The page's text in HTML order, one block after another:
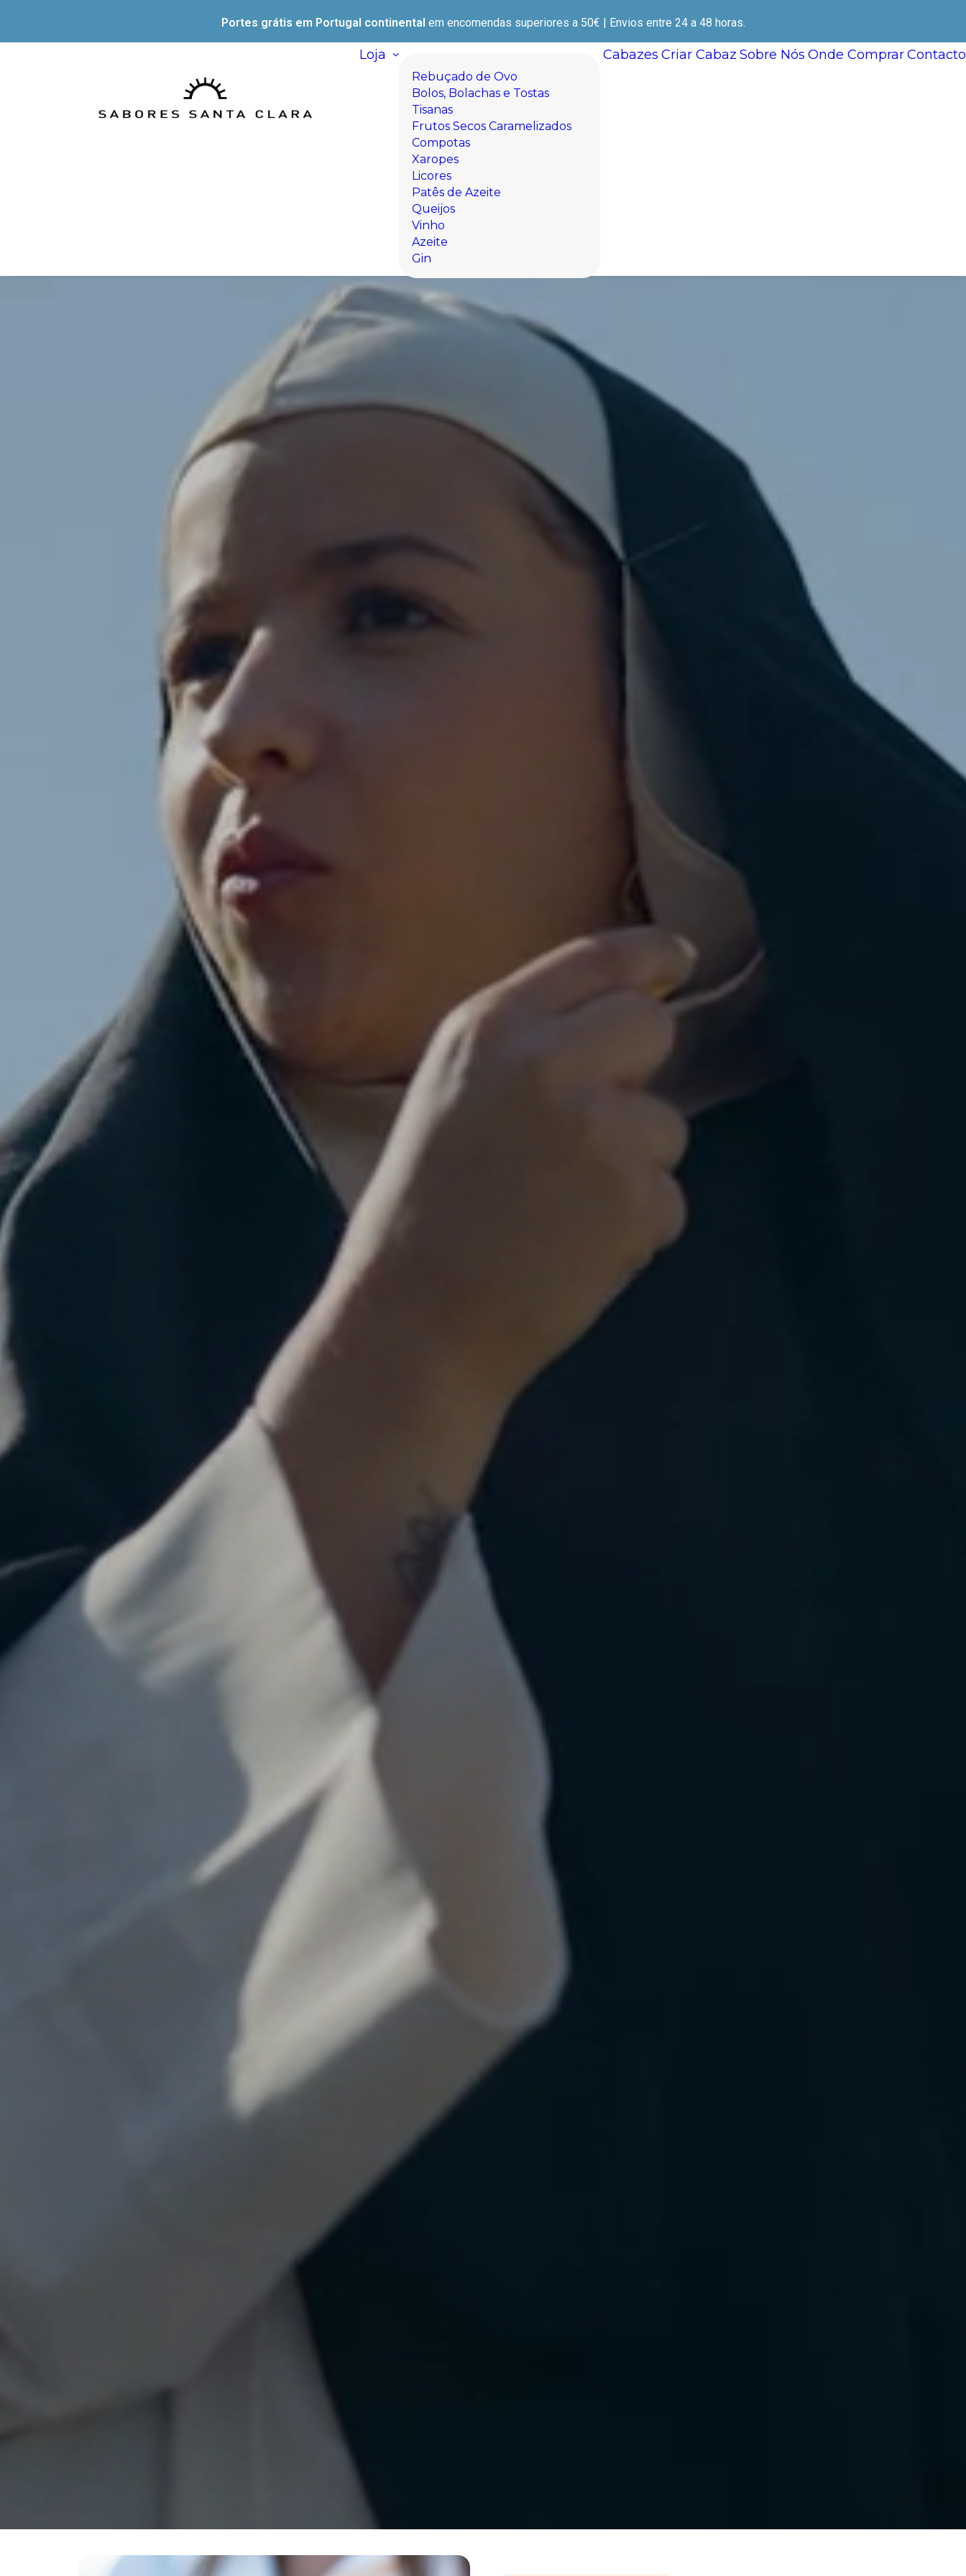
Portes grátis em Portugal continental em encomendas superiores a 50€ | Envios entre 24 a 48 horas.
Loja
Rebuçado de Ovo
Bolos, Bolachas e Tostas
Tisanas
Frutos Secos Caramelizados
Compotas
Xaropes
Licores
Patês de Azeite
Queijos
Vinho
Azeite
Gin
Cabazes Criar Cabaz Sobre Nós Onde Comprar